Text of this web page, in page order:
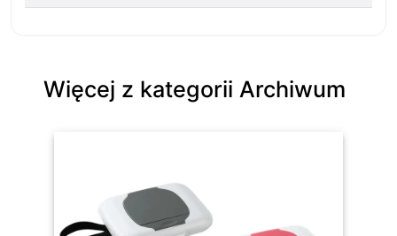
Więcej z kategorii Archiwum